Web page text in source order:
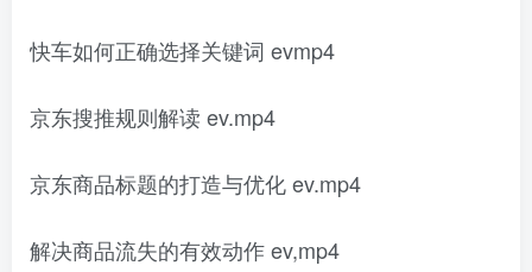
快车如何正确选择关键词 evmp4
京东搜推规则解读 ev.mp4
京东商品标题的打造与优化 ev.mp4
解决商品流失的有效动作 ev,mp4